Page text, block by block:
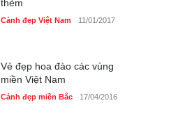
Những món ăn đồng quê
thèm
Cảnh đẹp Việt Nam 11/01/2017
Vẻ đẹp hoa đào các vùng
miền Việt Nam
Cảnh đẹp miền Bắc 17/04/2016